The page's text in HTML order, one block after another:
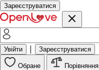
Зареєструватися
Увійти | Зареєструватися
Обране Порівняння